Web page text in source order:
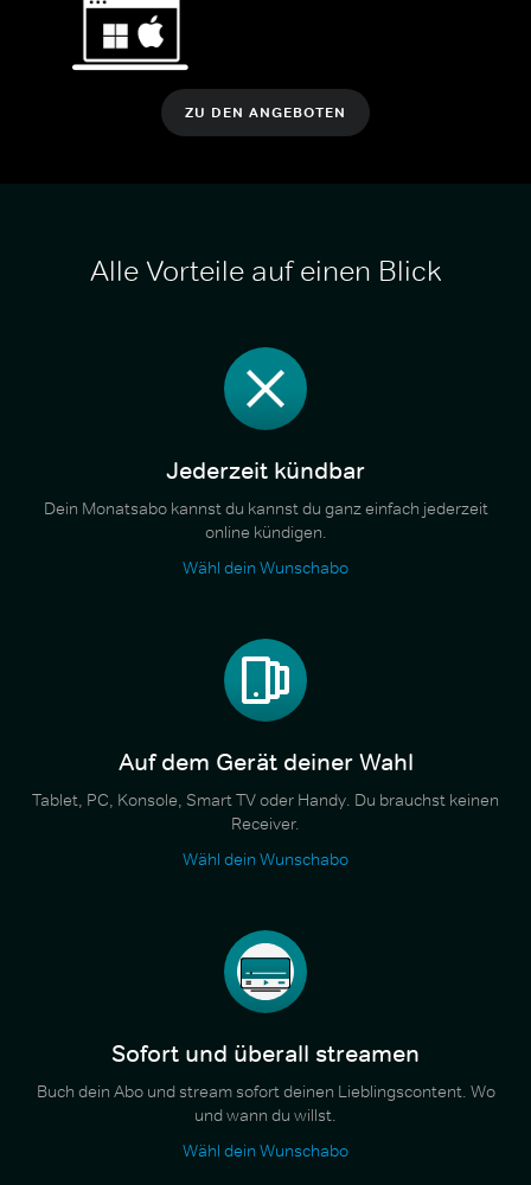
ZU DEN ANGEBOTEN
Alle Vorteile auf einen Blick
Jederzeit kündbar
Dein Monatsabo kannst du kannst du ganz einfach jederzeit
online kündigen.
Wähl dein Wunschabo
Auf dem Gerät deiner Wahl
Tablet, PC, Konsole, Smart TV oder Handy. Du brauchst keinen
Receiver.
Wähl dein Wunschabo
Sofort und überall streamen
Buch dein Abo und stream sofort deinen Lieblingscontent. Wo
und wann du willst.
Wähl dein Wunschabo